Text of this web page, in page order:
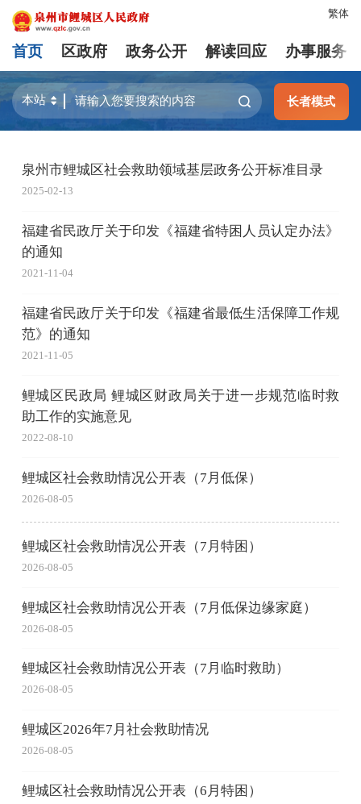
繁体
首页 区政府 政务公开 解读回应 办事服务
长者模式
泉州市鲤城区社会救助领域基层政务公开标准目录
2025-02-13
福建省民政厅关于印发《福建省特困人员认定办法》
的通知
2021-11-04
福建省民政厅关于印发《福建省最低生活保障工作规
范》的通知
2021-11-05
鲤城区民政局 鲤城区财政局关于进一步规范临时救
助工作的实施意见
2022-08-10
鲤城区社会救助情况公开表（7月低保）
2026-08-05
鲤城区社会救助情况公开表（7月特困）
2026-08-05
鲤城区社会救助情况公开表（7月低保边缘家庭）
2026-08-05
鲤城区社会救助情况公开表（7月临时救助）
2026-08-05
鲤城区2026年7月社会救助情况
2026-08-05
鲤城区社会救助情况公开表（6月特困）